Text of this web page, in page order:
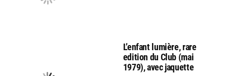
L’enfant lumière, rare
edition du Club (mai
1979), avec jaquette